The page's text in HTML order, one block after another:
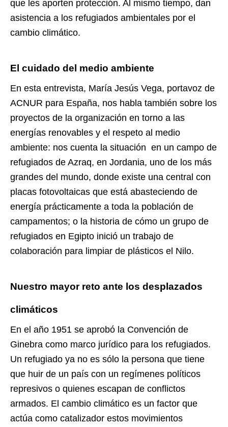
que les aporten protección. Al mismo tiempo, dan
asistencia a los refugiados ambientales por el
cambio climático.
El cuidado del medio ambiente
En esta entrevista, María Jesús Vega, portavoz de
ACNUR para España, nos habla también sobre los
proyectos de la organización en torno a las
energías renovables y el respeto al medio
ambiente: nos cuenta la situación en un campo de
refugiados de Azraq, en Jordania, uno de los más
grandes del mundo, donde existe una central con
placas fotovoltaicas que está abasteciendo de
energía prácticamente a toda la población de
campamentos; o la historia de cómo un grupo de
refugiados en Egipto inició un trabajo de
colaboración para limpiar de plásticos el Nilo.
Nuestro mayor reto ante los desplazados
climáticos
En el año 1951 se aprobó la Convención de
Ginebra como marco jurídico para los refugiados.
Un refugiado ya no es sólo la persona que tiene
que huir de un país con un regímenes políticos
represivos o quienes escapan de conflictos
armados. El cambio climático es un factor que
actúa como catalizador estos movimientos